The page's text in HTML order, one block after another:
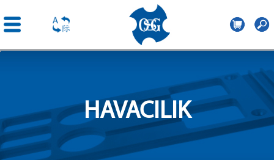
Central
HAVACILIK